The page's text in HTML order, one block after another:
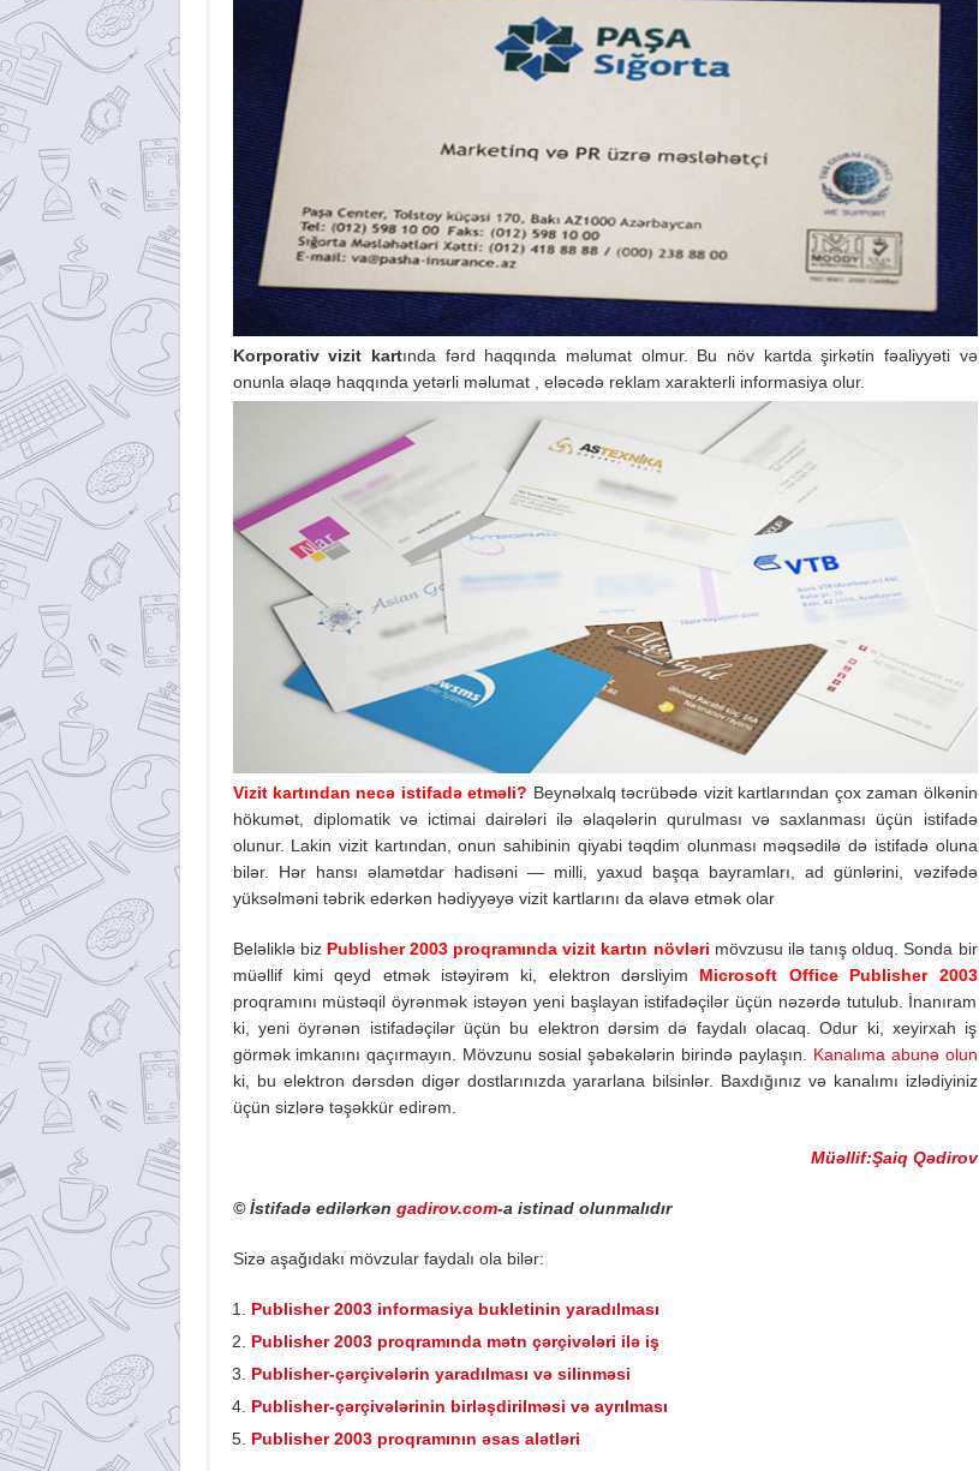
Korporativ vizit kartında fərd haqqında məlumat olmur. Bu növ kartda şirkətin fəaliyyəti və
onunla əlaqə haqqında yetərli məlumat , eləcədə reklam xarakterli informasiya olur.
Vizit kartından necə istifadə etməli? Beynəlxalq təcrübədə vizit kartlarından çox zaman ölkənin
hökumət, diplomatik və ictimai dairələri ilə əlaqələrin qurulması və saxlanması üçün istifadə
olunur. Lakin vizit kartından, onun sahibinin qiyabi təqdim olunması məqsədilə də istifadə oluna
bilər. Hər hansı əlamətdar hadisəni — milli, yaxud başqa bayramları, ad günlərini, vəzifədə
yüksəlməni təbrik edərkən hədiyyəyə vizit kartlarını da əlavə etmək olar
Beləliklə biz Publisher 2003 proqramında vizit kartın növləri mövzusu ilə tanış olduq. Sonda bir
müəllif kimi qeyd etmək istəyirəm ki, elektron dərsliyim Microsoft Office Publisher 2003
proqramını müstəqil öyrənmək istəyən yeni başlayan istifadəçilər üçün nəzərdə tutulub. İnanıram
ki, yeni öyrənən istifadəçilər üçün bu elektron dərsim də faydalı olacaq. Odur ki, xeyirxah iş
görmək imkanını qaçırmayın. Mövzunu sosial şəbəkələrin birində paylaşın. Kanalıma abunə olun
ki, bu elektron dərsdən digər dostlarınızda yararlana bilsinlər. Baxdığınız və kanalımı izlədiyiniz
üçün sizlərə təşəkkür edirəm.
Müəllif:Şaiq Qədirov
© İstifadə edilərkən gadirov.com-a istinad olunmalıdır
Sizə aşağıdakı mövzular faydalı ola bilər:
Publisher 2003 informasiya bukletinin yaradılması
Publisher 2003 proqramında mətn çərçivələri ilə iş
Publisher-çərçivələrin yaradılması və silinməsi
Publisher-çərçivələrinin birləşdirilməsi və ayrılması
Publisher 2003 proqramının əsas alətləri